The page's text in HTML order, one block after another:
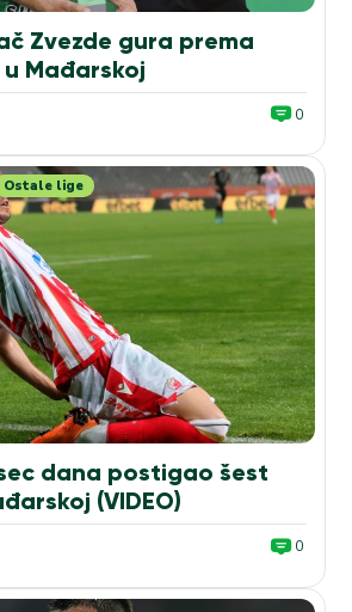
Zvezde gura prema
Mađarskoj
0
Ostale lige
dana postigao šest
(VIDEO)
0